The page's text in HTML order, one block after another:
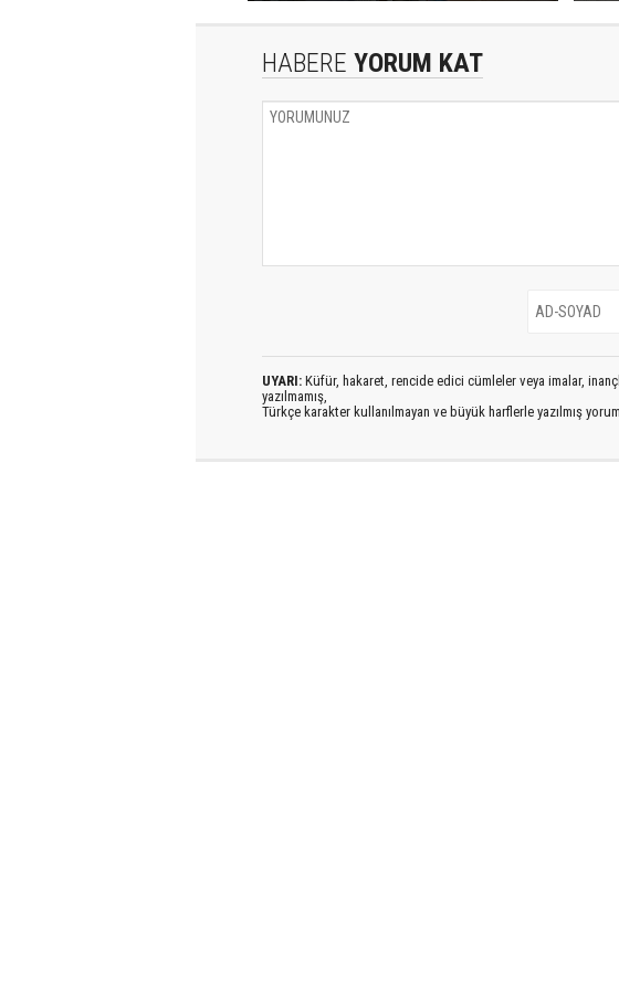
HABERE YORUM KAT
UYARI: Küfür, hakaret, rencide edici cümleler veya imalar,
yazılmamış,
Türkçe karakter kullanılmayan ve büyük harflerle yazılmış